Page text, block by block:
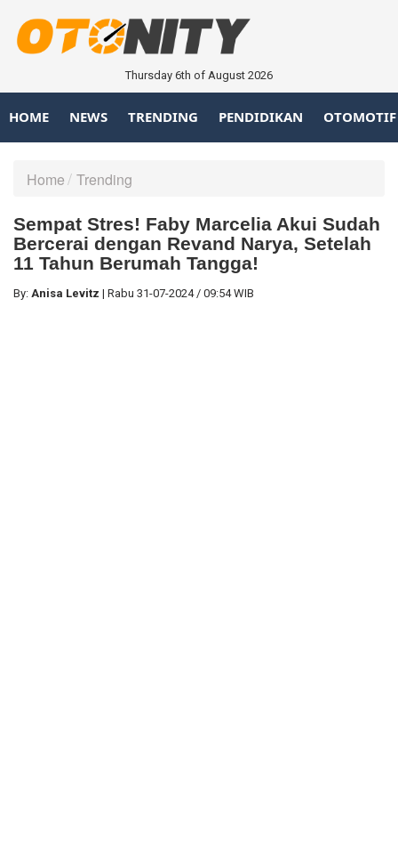
Thursday 6th of August 2026
HOME NEWS TRENDING PENDIDIKAN OTOMOTIF
Home Trending
Sempat Stres! Faby Marcelia Akui Sudah
Bercerai dengan Revand Narya, Setelah
11 Tahun Berumah Tangga!
By: Anisa Levitz | Rabu 31-07-2024 / 09:54 WIB